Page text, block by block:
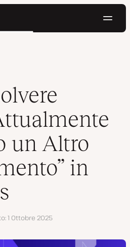
È in Corso un Altro
un Altro
in
1 Ottobre 2025